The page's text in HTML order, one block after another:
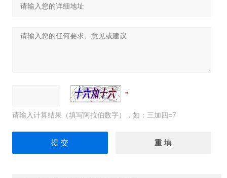
请输入计算结果（填写阿拉伯数字），如：三加四=7